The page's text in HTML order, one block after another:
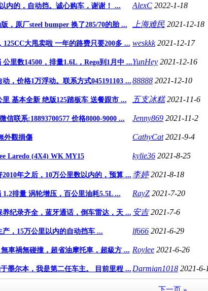
内的，自动挡。诚心购车，谢谢！ ... AlexC 2022-1-18
，原厂steel bumper 换了285/70的胎 ... 上海难民 2021-12-18
大甩卖啦 一年的路费只要200多 ... weskkk 2021-12-17
里数14500，排量1.6L，Rego到1月中 ...YunHey 2021-12-16
，价格1万浮动。联系方式045191103 ... 88888 2021-12-10
基本全新 绝版125踏板车 送餐跟市 ... 五支冰糕 2021-11-6
联系:18893700577 价格8000-9000 ... Jenny869 2021-11-2
外觀損傷 CathyCat 2021-9-4
Laredo (4X4) WK MY15 kylie36 2021-8-25
年之后，10万公里数以内的，预算 ... 李婷 2021-8-18
排量 涡轮增压，百公里油耗5.5L ... RayZ 2021-7-20
养纪录齐全，蓝牙通话，倒车雷达，天 ... 安吉 2021-7-6
产，15万公里以内的自动挡车 ... lf666 2021-6-29
車禍無碰撞，超省油摩托車，超級方 ... Roylee 2021-6-26
墨尔本，我是第二任车主。 目前里程 ... Darmian1018 2021-6-
下一页 »